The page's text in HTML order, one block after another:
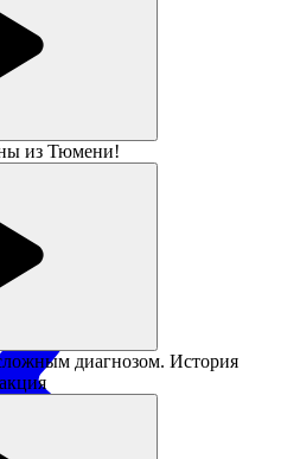
из Тюмени!
диагнозом. История